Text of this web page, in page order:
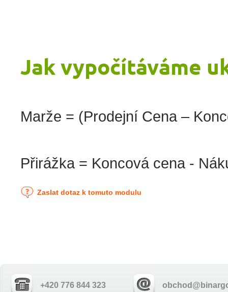
Jak vypočítáváme
Marže = (Prodejní Cena –
Přirážka = Koncová cena -
Zaslat dotaz k tomuto modulu
+420 776 844 323